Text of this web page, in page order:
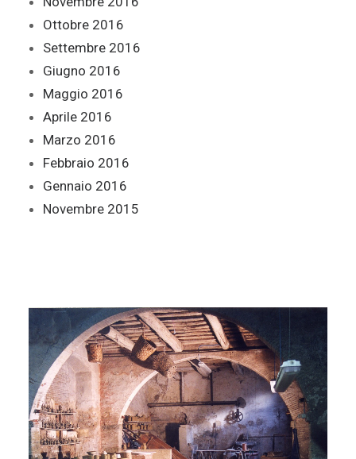
Ottobre 2016
Settembre 2016
Giugno 2016
Maggio 2016
Aprile 2016
Marzo 2016
Febbraio 2016
Gennaio 2016
Novembre 2015